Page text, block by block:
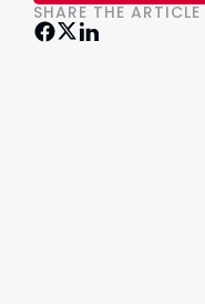
SHARE THE ARTICLE